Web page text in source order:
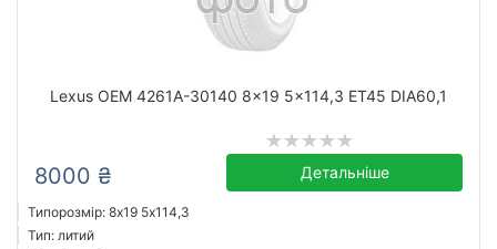
Lexus OEM 4261A-30140 8x19 5x114,3 ET45 DIA60,1
8000 ₴ Детальніше
Типорозмір: 8x19 5х114,3
Тип: литий